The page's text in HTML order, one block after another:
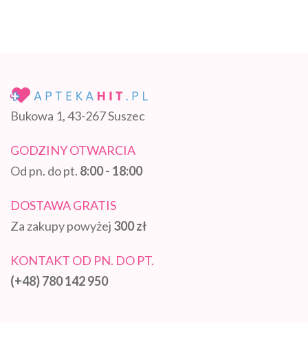
Bukowa 1, 43-267 Suszec
GODZINY OTWARCIA
Od pn. do pt. 8:00 - 18:00
DOSTAWA GRATIS
Za zakupy powyżej 300 zł
KONTAKT OD PN. DO PT.
(+48) 780 142 950